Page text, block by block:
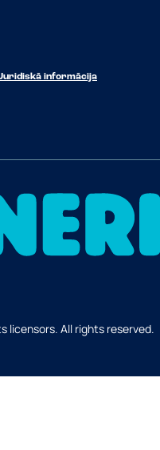
informācija
licensors. All rights reserved.